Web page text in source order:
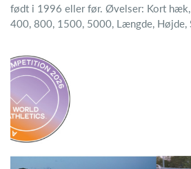
født i 1996 eller før. Øvelser: Kort
400, 800, 1500, 5000, Længde, Højde,